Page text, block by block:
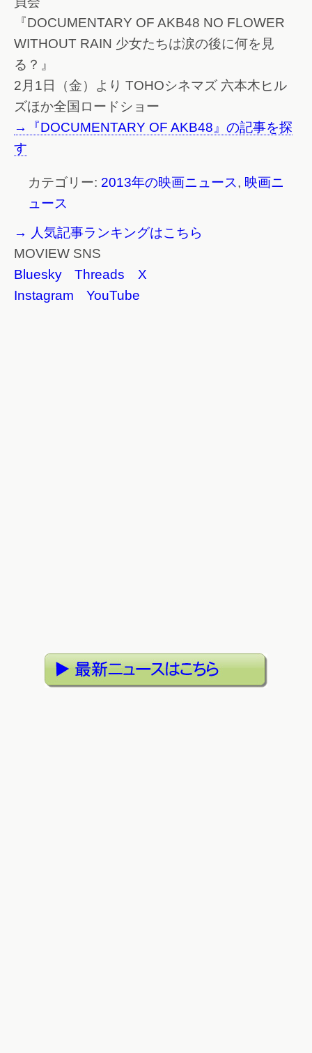
『DOCUMENTARY OF AKB48 NO FLOWER
WITHOUT RAIN 少女たちは涙の後に何を見
る？』
2月1日（金）より TOHOシネマズ 六本木ヒル
ズほか全国ロードショー
→『DOCUMENTARY OF AKB48』の記事を探
す
カテゴリー: 2013年の映画ニュース, 映画ニ
ュース
→ 人気記事ランキングはこちら
MOVIEW SNS
Bluesky
Threads
X
Instagram
YouTube